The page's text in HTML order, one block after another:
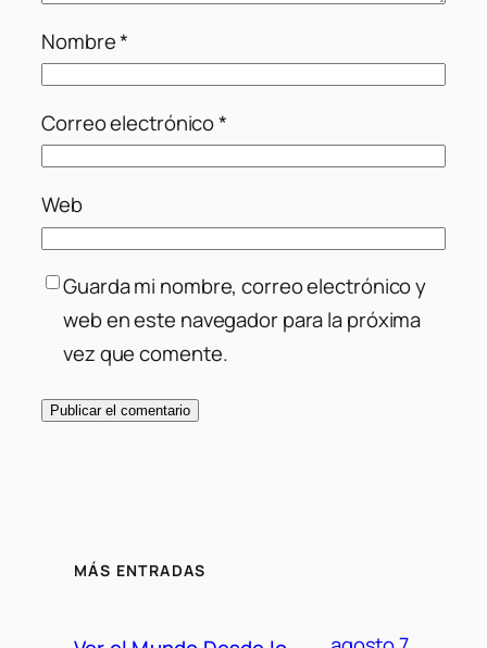
Nombre*
Correo electrónico*
Web
Guarda mi nombre, correo electrónico y
web en este navegador para la próxima
vez que comente.
MÁS ENTRADAS